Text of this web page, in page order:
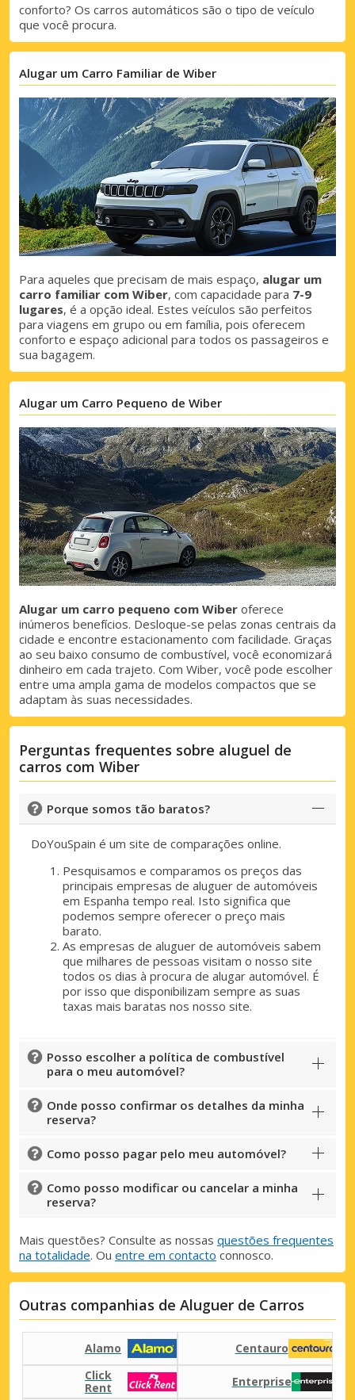
Descontos especiais
Aceda a ofertas exclusivas dos nossos
fornecedores
Iniciar sessão com eLink
conforto? Os carros automáticos são o tipo de veículo
que você procura.
Alugar um Carro Familiar de Wiber
Para aqueles que precisam de mais espaço, alugar um
carro familiar com Wiber, com capacidade para 7-9
lugares, é a opção ideal. Estes veículos são perfeitos
para viagens em grupo ou em família, pois oferecem
conforto e espaço adicional para todos os passageiros e
sua bagagem.
Alugar um Carro Pequeno de Wiber
Alugar um carro pequeno com Wiber oferece
inúmeros benefícios. Desloque-se pelas zonas centrais da
cidade e encontre estacionamento com facilidade. Graças
ao seu baixo consumo de combustível, você economizará
dinheiro em cada trajeto. Com Wiber, você pode escolher
entre uma ampla gama de modelos compactos que se
adaptam às suas necessidades.
Perguntas frequentes sobre aluguel de
carros com Wiber
Porque somos tão baratos?
DoYouSpain é um site de comparações online.
Pesquisamos e comparamos os preços das
principais empresas de aluguer de automóveis
em Espanha tempo real. Isto significa que
podemos sempre oferecer o preço mais
barato.
As empresas de aluguer de automóveis sabem
que milhares de pessoas visitam o nosso site
todos os dias à procura de alugar automóvel. É
por isso que disponibilizam sempre as suas
taxas mais baratas nos nosso site.
Posso escolher a política de combustível
para o meu automóvel?
Onde posso confirmar os detalhes da minha
reserva?
Como posso pagar pelo meu automóvel?
Como posso modificar ou cancelar a minha
reserva?
Mais questões? Consulte as nossas questões frequentes
na totalidade. Ou entre em contacto connosco.
Outras companhias de Aluguer de Carros
Alamo
Centauro
Click
Rent
Enterprise